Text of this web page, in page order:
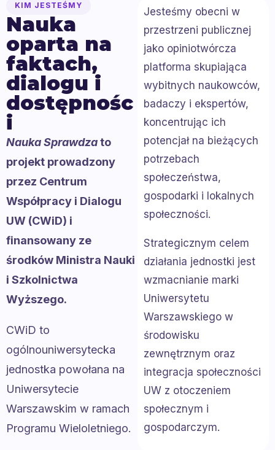
KIM JESTEŚMY
Nauka
oparta na
faktach,
dialogu i
dostępnośc
i
Nauka Sprawdzato
projekt prowadzony
przez Centrum
Współpracy i Dialogu
UW (CWiD) i
finansowany ze
środków Ministra Nauki
i Szkolnictwa
Wyższego.
CWiD to
ogólnouniwersytecka
jednostka powołana na
Uniwersytecie
Warszawskim w ramach
Programu Wieloletniego.
Jesteśmy obecni w
przestrzeni publicznej
jako opiniotwórcza
platforma skupiająca
wybitnych naukowców,
badaczy i ekspertów,
koncentrując ich
potencjał na bieżących
potrzebach
społeczeństwa,
gospodarki i lokalnych
społeczności.
Strategicznym celem
działania jednostki jest
wzmacnianie marki
Uniwersytetu
Warszawskiego w
środowisku
zewnętrznym oraz
integracja społeczności
UW z otoczeniem
społecznym i
gospodarczym.